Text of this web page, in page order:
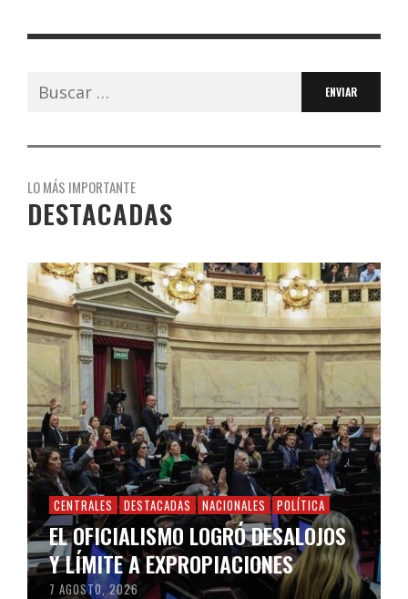
Buscar:
LO MÁS IMPORTANTE
DESTACADAS
CENTRALES DESTACADAS NACIONALES POLÍTICA
EL OFICIALISMO LOGRÓ DESALOJOS
Y LÍMITE A EXPROPIACIONES
7 AGOSTO, 2026